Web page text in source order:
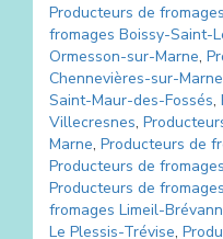
Producteurs de fromages
fromages Boissy-Saint-
Ormesson-sur-Marne,
Chennevières-sur-Marne
Saint-Maur-des-Fossés,
Villecresnes,
Marne, Producteurs de
Producteurs de fromages
Producteurs de fromages
fromages Limeil-
Le Plessis-Trévise,